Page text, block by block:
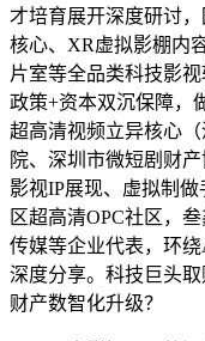
才培育展开深度研讨
核心、XR虚拟影棚内
片室等全品类科技影
政策+资本双沉保障，
超高清视频立异核心
院、深圳市微短剧财
影视IP展现、虚拟制
区超高清OPC社区，
传媒等企业代表，环
深度分享。科技巨头
财产数智化升级？